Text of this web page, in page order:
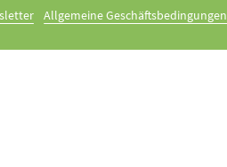
Allgemeine Geschäftsbedingungen